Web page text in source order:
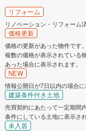
リフォーム
リノベーション・リフォーム
価格更新
価格の更新があった物件です。
複数の価格が表示されている
あった場合に表示されます。
NEW
情報公開日が7日以内の場合に
建築条件付き土地
売買契約にあたって一定期間
条件にしている土地に表示され
未入居